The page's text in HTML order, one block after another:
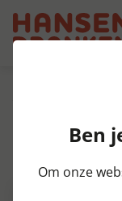
4x6x33 cl
Ben
Om onze